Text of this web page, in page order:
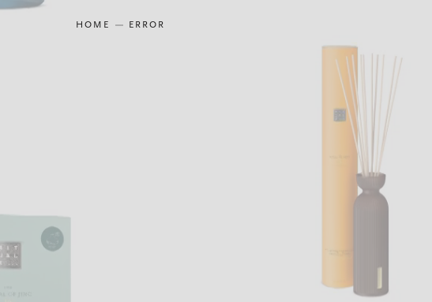
HOME ERROR